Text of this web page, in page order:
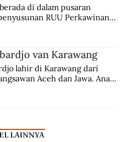
di dalam pusaran
RUU Perkawinan.
van Karawang
lahir di Karawang dari
Aceh dan Jawa. Anak
LAINNYA